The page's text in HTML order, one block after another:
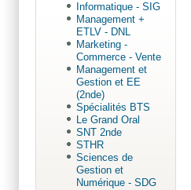
Informatique - SIG
Management +
ETLV - DNL
Marketing -
Commerce - Vente
Management et
Gestion et EE
(2nde)
Spécialités BTS
Le Grand Oral
SNT 2nde
STHR
Sciences de
Gestion et
Numérique - SDG